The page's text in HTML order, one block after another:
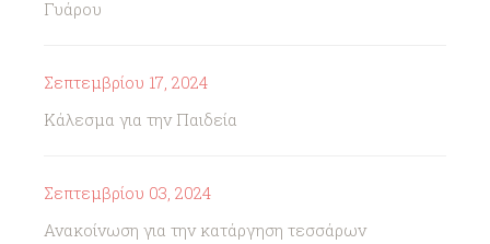
Γυάρου
Σεπτεμβρίου 17, 2024
Κάλεσμα για την Παιδεία
Σεπτεμβρίου 03, 2024
Ανακοίνωση για την κατάργηση τεσσάρων